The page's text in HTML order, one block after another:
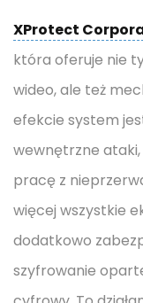
XProtect
która oferuje nie
wideo, ale też
efekcie system
wewnętrzne ataki,
pracę z
więcej wszystkie
dodatkowo
szyfrowanie